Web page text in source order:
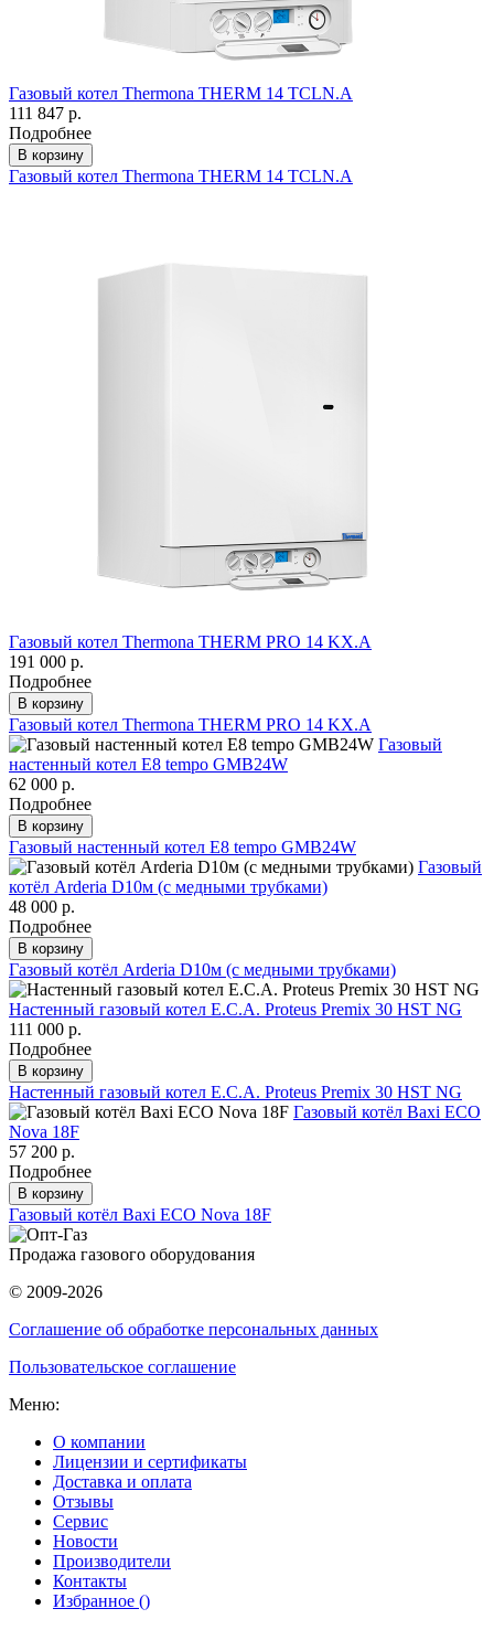
Газовый котел Thermona THERM 14 TCLN.A
111 847 р.
Подробнее
В корзину
Газовый котел Thermona THERM 14 TCLN.A
Газовый котел Thermona THERM PRO 14 KX.A
191 000 р.
Подробнее
В корзину
Газовый котел Thermona THERM PRO 14 KX.A
Газовый
настенный котел E8 tempo GMB24W
62 000 р.
Подробнее
В корзину
Газовый настенный котел E8 tempo GMB24W
Газовый
котёл Arderia D10м (с медными трубками)
48 000 р.
Подробнее
В корзину
Газовый котёл Arderia D10м (с медными трубками)
Настенный газовый котел E.C.A. Proteus Premix 30 HST NG
111 000 р.
Подробнее
В корзину
Настенный газовый котел E.C.A. Proteus Premix 30 HST NG
Газовый котёл Baxi ECO
Nova 18F
57 200 р.
Подробнее
В корзину
Газовый котёл Baxi ECO Nova 18F
Продажа газового оборудования
© 2009-2026
Соглашение об обработке персональных данных
Пользовательское соглашение
Меню:
О компании
Лицензии и сертификаты
Доставка и оплата
Отзывы
Сервис
Новости
Производители
Контакты
Избранное ()